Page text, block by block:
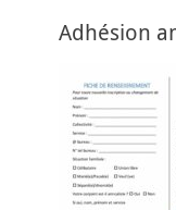
Adhésion